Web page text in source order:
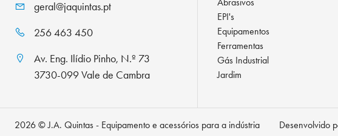
geral@jaquintas.pt
256 463 450
Av. Eng. Ilídio Pinho, N.º 73
3730-099 Vale de Cambra
EPI's
Equipamentos
Ferramentas
Gás Industrial
Jardim
2026 © J.A. Quintas - Equipamento e acessórios para a indústria Desenvolvido